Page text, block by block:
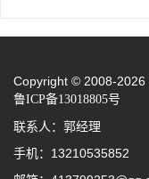
Copyright © 2008-2026
鲁ICP备13018805号
联系人：郭经理
手机：13210535852